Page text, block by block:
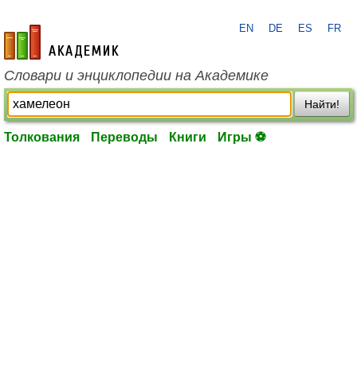
academic.ru
EN DE ES FR
Словари и энциклопедии на Академике
Найти!
Толкования Переводы Книги Игры ⚽